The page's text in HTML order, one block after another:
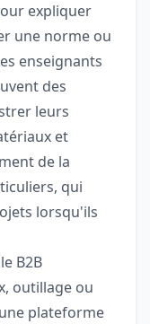
expliquer
une norme ou
enseignants
des
leurs
et
de la
qui
lorsqu'ils
B2B
outillage ou
plateforme